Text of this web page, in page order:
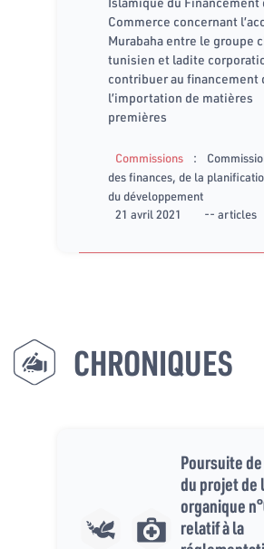
Commerce concernant
Murabaha entre le groupe
tunisien et ladite
contribuer au financement
l’importation de matières
premières
Commissions :
des finances, de la
du développement
21 avril 2021
-- articles
CHRONIQUES
Poursuite
du projet de
organique
relatif à la